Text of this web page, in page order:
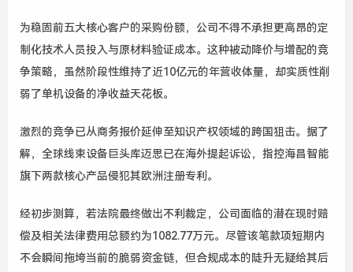
为稳固前五大核心客户的采购份额，公司不得不承担更高昂的定
制化技术人员投入与原材料验证成本。这种被动降价与增配的竞
争策略，虽然阶段性维持了近10亿元的年营收体量，却实质性削
弱了单机设备的净收益天花板。
激烈的竞争已从商务报价延伸至知识产权领域的跨国狙击。据了
解，全球线束设备巨头库迈思已在海外提起诉讼，指控海昌智能
旗下两款核心产品侵犯其欧洲注册专利。
经初步测算，若法院最终做出不利裁定，公司面临的潜在现时赔
偿及相关法律费用总额约为1082.77万元。尽管该笔款项短期内
不会瞬间拖垮当前的脆弱资金链，但合规成本的陡升无疑给其后